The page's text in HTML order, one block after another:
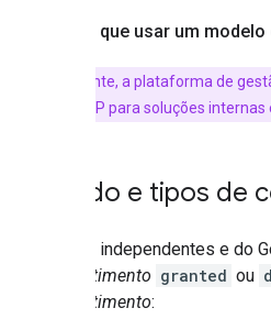
Por que usar um
Normalmente, a plataforma de
abreviação CMP para soluções internas
Estado e tipos de
As tags independentes e do
consentimento granted ou
consentimento: